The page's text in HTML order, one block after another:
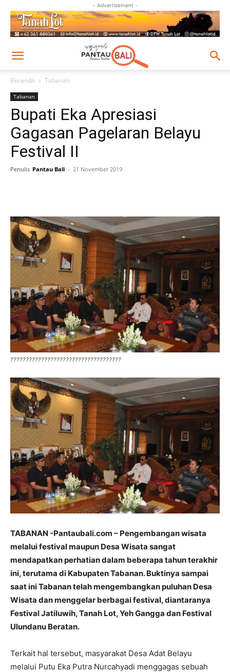
- Advertisement -
Beranda Tabanan
Tabanan
Bupati Eka Apresiasi
Gagasan Pagelaran Belayu
Festival II
Penulis Pantau Bali - 21 November 2019
????????????????????????????????????
TABANAN -Pantaubali.com – Pengembangan wisata
melalui festival maupun Desa Wisata sangat
mendapatkan perhatian dalam beberapa tahun terakhir
ini, terutama di Kabupaten Tabanan. Buktinya sampai
saat ini Tabanan telah mengembangkan puluhan Desa
Wisata dan menggelar berbagai festival, diantaranya
Festival Jatiluwih, Tanah Lot, Yeh Gangga dan Festival
Ulundanu Beratan.
Terkait hal tersebut, masyarakat Desa Adat Belayu
melalui Putu Eka Putra Nurcahyadi menggagas sebuah